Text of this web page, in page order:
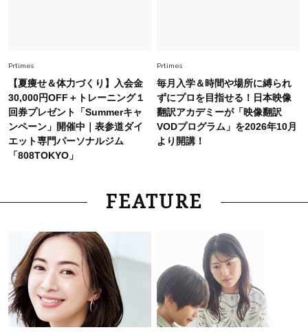
Prtimes
【夏痩せ＆体力づくり】入会金
30,000円OFF＋トレーニング１
回券プレゼント「Summerキャ
ンペーン」開催中｜表参道ダイ
エット専門パーソナルジム
「808TOKYO」
Prtimes
毎月入学＆時間や場所に縛られ
ずにプロを目指せる！日本映像
翻訳アカデミーが「映像翻訳
VODプログラム」を2026年10月
より開講！
FEATURE